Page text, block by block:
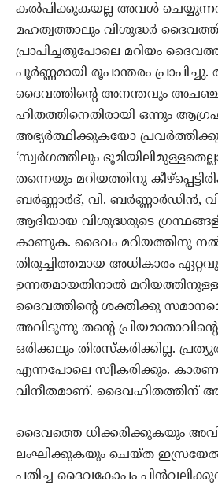
കല്‍പിക്കുകയല്ല അവള്‍
മഹത്വത്താലും വിശുദ്ധര്‍
പ്രാപിച്ചതുപോലെ മറിയം
പൂര്‍ണ്ണമായി രൂപാന്തരം
ദൈവത്തിന്റെ അനന്തവും
ഹിതത്തിനെതിരായി ഒന്നും
അഭ്യര്‍ത്ഥിക്കുകയോ
‘സ്വര്‍ഗത്തിലും
തന്നെയും മറിയത്തിനു
ബര്‍ണ്ണാര്‍ദ്, വി. ബര്‍ണ്ണാര്‍ഡിന്‍,
ആദിയായ വിശുദ്ധരുടെ
കാണുക. ദൈവം മറിയത്തിനു
തിരുച്ചിത്തമായ അധികാരം
ഉന്നതമായതിനാല്‍
ദൈവത്തിന്റെ ശക്തിക്കു
അവിടുന്നു തന്റെ
ഒരിക്കലും തിരസ്‌കരിക്കില്ല.
എന്നപോലെ സ്വീകരിക്കും.
വിനീതമാണ്. ദൈവഹിതത്തിന്
ദൈവത്തെ ധിക്കരിക്കുകയും
ലംഘിക്കുകയും ചെയ്ത
പതിച്ച ദൈവകോപം